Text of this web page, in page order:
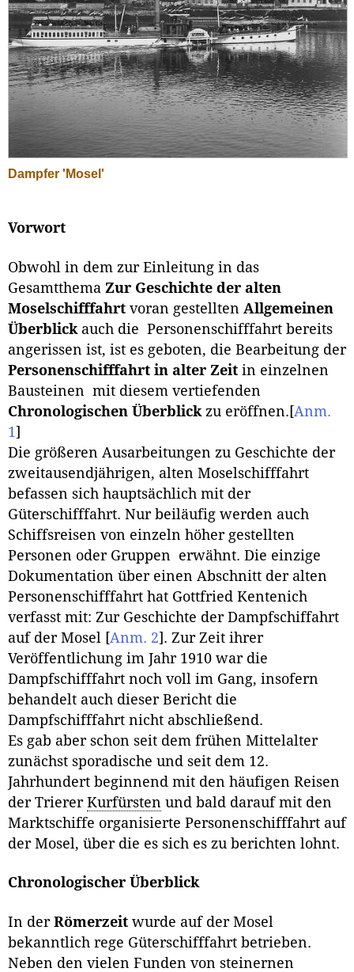
Dampfer 'Mosel'
Vorwort
Obwohl in dem zur Einleitung in das
Gesamtthema Zur Geschichte der alten
Moselschifffahrt voran gestellten Allgemeinen
Überblick auch die Personenschifffahrt bereits
angerissen ist, ist es geboten, die Bearbeitung der
Personenschifffahrt in alter Zeit in einzelnen
Bausteinen mit diesem vertiefenden
Chronologischen Überblick zu eröffnen. [Anm.
1]
Die größeren Ausarbeitungen zu Geschichte der
zweitausendjährigen, alten Moselschifffahrt
befassen sich hauptsächlich mit der
Güterschifffahrt. Nur beiläufig werden auch
Schiffsreisen von einzeln höher gestellten
Personen oder Gruppen erwähnt. Die einzige
Dokumentation über einen Abschnitt der alten
Personenschifffahrt hat Gottfried Kentenich
verfasst mit: Zur Geschichte der Dampfschiffahrt
auf der Mosel [Anm. 2] . Zur Zeit ihrer
Veröffentlichung im Jahr 1910 war die
Dampfschifffahrt noch voll im Gang, insofern
behandelt auch dieser Bericht die
Dampfschifffahrt nicht abschließend.
Es gab aber schon seit dem frühen Mittelalter
zunächst sporadische und seit dem 12.
Jahrhundert beginnend mit den häufigen Reisen
der Trierer Kurfürsten und bald darauf mit den
Marktschiffe organisierte Personenschifffahrt auf
der Mosel, über die es sich es zu berichten lohnt.
Chronologischer Überblick
In der Römerzeit wurde auf der Mosel
bekanntlich rege Güterschifffahrt betrieben.
Neben den vielen Funden von steinernen